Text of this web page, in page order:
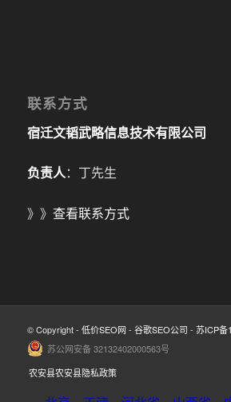
联系方式
宿迁文韬武略信息技术有限公司
负责人：丁先生
》》 查看联系方式
© Copyright - 低价SEO网 - 谷歌SEO公司 - 苏ICP备
苏公网安备 32132402000563号
农安县农安县隐私政策